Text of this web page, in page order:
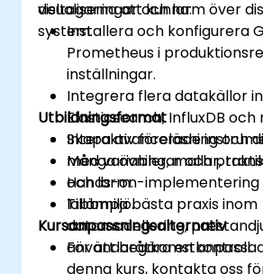
visualiseringar och larm över
system.
deltagarna att kunna:
Installera och konfigurera
Prometheus i
inställningar.
Integrera flera datakällor
Elasticsearch, InfluxDB och
Skapa avancerade
med variabler, mallar,
och larm.
Tillämpa bästa praxis inom
datamodellering,
användaråtkomstkontroll.
Utbildningsformat
Interaktiv föreläsning och
Många övningar och
Hands-on-implementering
labbmiljö.
Kursanpassningsalternativ
För att begära en
denna kurs, kontakta oss